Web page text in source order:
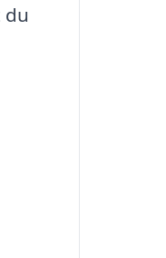
du